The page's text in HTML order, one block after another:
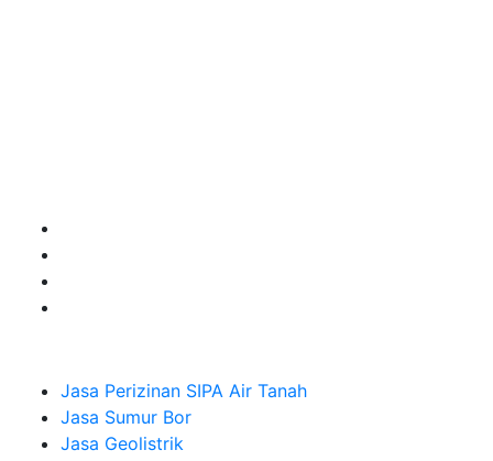
Jasa Perizinan SIPA Air Tanah
Jasa Sumur Bor
Jasa Geolistrik